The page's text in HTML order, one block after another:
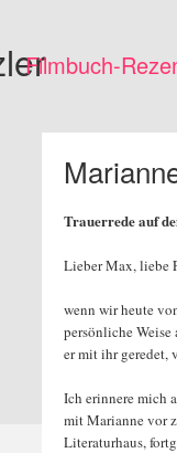
Filmbuch-
Trauerrede auf
Lieber Max, liebe
wenn wir heute
persönliche
er mit ihr geredet,
Ich erinnere mich
mit Marianne vor
Literaturhaus,